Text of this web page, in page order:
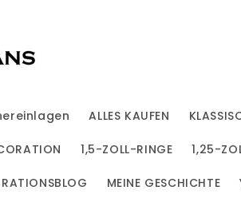
ALLES KAUFEN
1,5-ZOLL-RINGE 1,25-
MEINE GESCHICHTE